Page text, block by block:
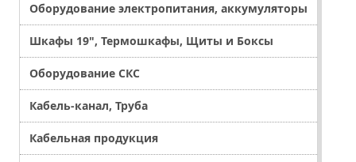
Оборудование электропитания, аккумуляторы
Шкафы 19", Термошкафы, Щиты и Боксы
Оборудование СКС
Кабель-канал, Труба
Кабельная продукция